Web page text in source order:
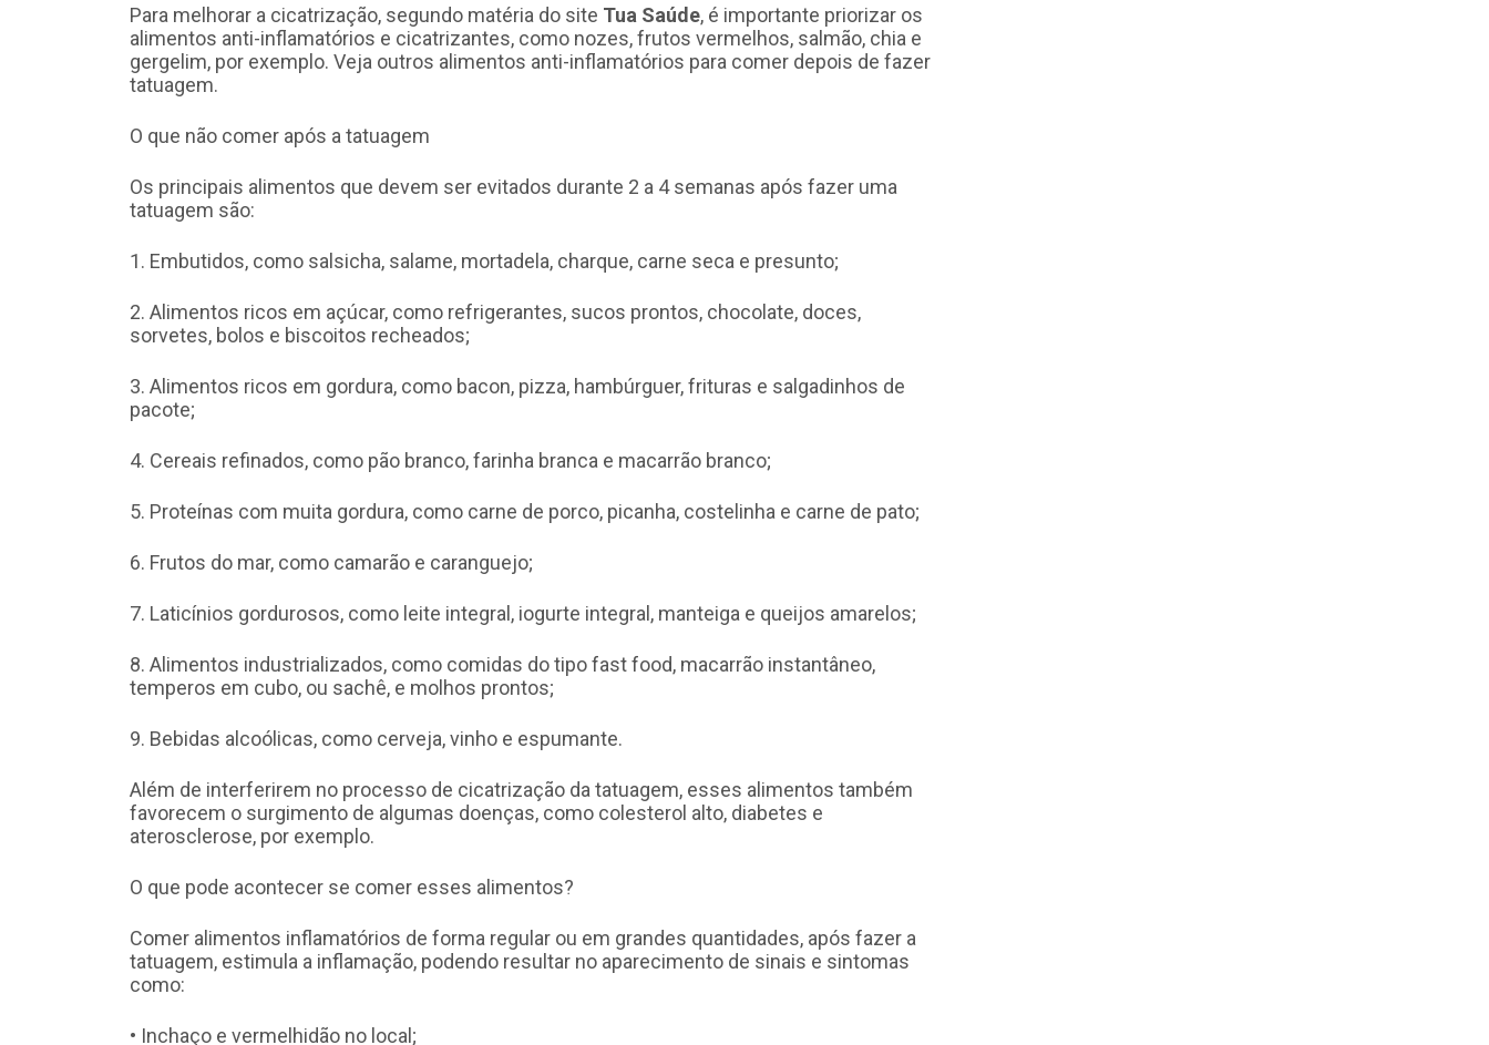
Para melhorar a cicatrização, segundo matéria do site Tua Saúde, é importante priorizar os
alimentos anti-inflamatórios e cicatrizantes, como nozes, frutos vermelhos, salmão, chia e
gergelim, por exemplo. Veja outros alimentos anti-inflamatórios para comer depois de fazer
tatuagem.
O que não comer após a tatuagem
Os principais alimentos que devem ser evitados durante 2 a 4 semanas após fazer uma
tatuagem são:
1. Embutidos, como salsicha, salame, mortadela, charque, carne seca e presunto;
2. Alimentos ricos em açúcar, como refrigerantes, sucos prontos, chocolate, doces,
sorvetes, bolos e biscoitos recheados;
3. Alimentos ricos em gordura, como bacon, pizza, hambúrguer, frituras e salgadinhos de
pacote;
4. Cereais refinados, como pão branco, farinha branca e macarrão branco;
5. Proteínas com muita gordura, como carne de porco, picanha, costelinha e carne de pato;
6. Frutos do mar, como camarão e caranguejo;
7. Laticínios gordurosos, como leite integral, iogurte integral, manteiga e queijos amarelos;
8. Alimentos industrializados, como comidas do tipo fast food, macarrão instantâneo,
temperos em cubo, ou sachê, e molhos prontos;
9. Bebidas alcoólicas, como cerveja, vinho e espumante.
Além de interferirem no processo de cicatrização da tatuagem, esses alimentos também
favorecem o surgimento de algumas doenças, como colesterol alto, diabetes e
aterosclerose, por exemplo.
O que pode acontecer se comer esses alimentos?
Comer alimentos inflamatórios de forma regular ou em grandes quantidades, após fazer a
tatuagem, estimula a inflamação, podendo resultar no aparecimento de sinais e sintomas
como:
• Inchaço e vermelhidão no local;